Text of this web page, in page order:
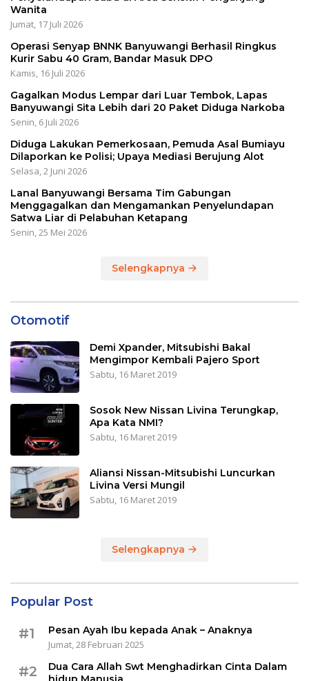
Wanita
Jumat, 17 Juli 2026
Operasi Senyap BNNK Banyuwangi Berhasil Ringkus
Kurir Sabu 40 Gram, Bandar Masuk DPO
Kamis, 16 Juli 2026
Gagalkan Modus Lempar dari Luar Tembok, Lapas
Banyuwangi Sita Lebih dari 20 Paket Diduga Narkoba
Senin, 6 Juli 2026
Diduga Lakukan Pemerkosaan, Pemuda Asal Bumiayu
Dilaporkan ke Polisi; Upaya Mediasi Berujung Alot
Selasa, 2 Juni 2026
Lanal Banyuwangi Bersama Tim Gabungan
Menggagalkan dan Mengamankan Penyelundapan
Satwa Liar di Pelabuhan Ketapang
Senin, 25 Mei 2026
Selengkapnya
Otomotif
Demi Xpander, Mitsubishi Bakal
Mengimpor Kembali Pajero Sport
Sabtu, 16 Maret 2019
Sosok New Nissan Livina Terungkap,
Apa Kata NMI?
Sabtu, 16 Maret 2019
Aliansi Nissan-Mitsubishi Luncurkan
Livina Versi Mungil
Sabtu, 16 Maret 2019
Selengkapnya
Popular Post
#1
Pesan Ayah Ibu kepada Anak – Anaknya
Jumat, 28 Februari 2025
#2
Dua Cara Allah Swt Menghadirkan Cinta Dalam